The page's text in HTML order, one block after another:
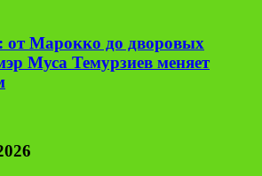
от Марокко до дворовых
Муса Темурзиев меняет